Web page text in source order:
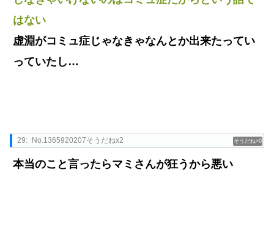
はない
虚淵がコミュ症じゃなきゃなんとか出来たってい
っていたし…
0
29: No.1365920207そうだねx2
本当のこと言ったらマミさんが狂うから悪い